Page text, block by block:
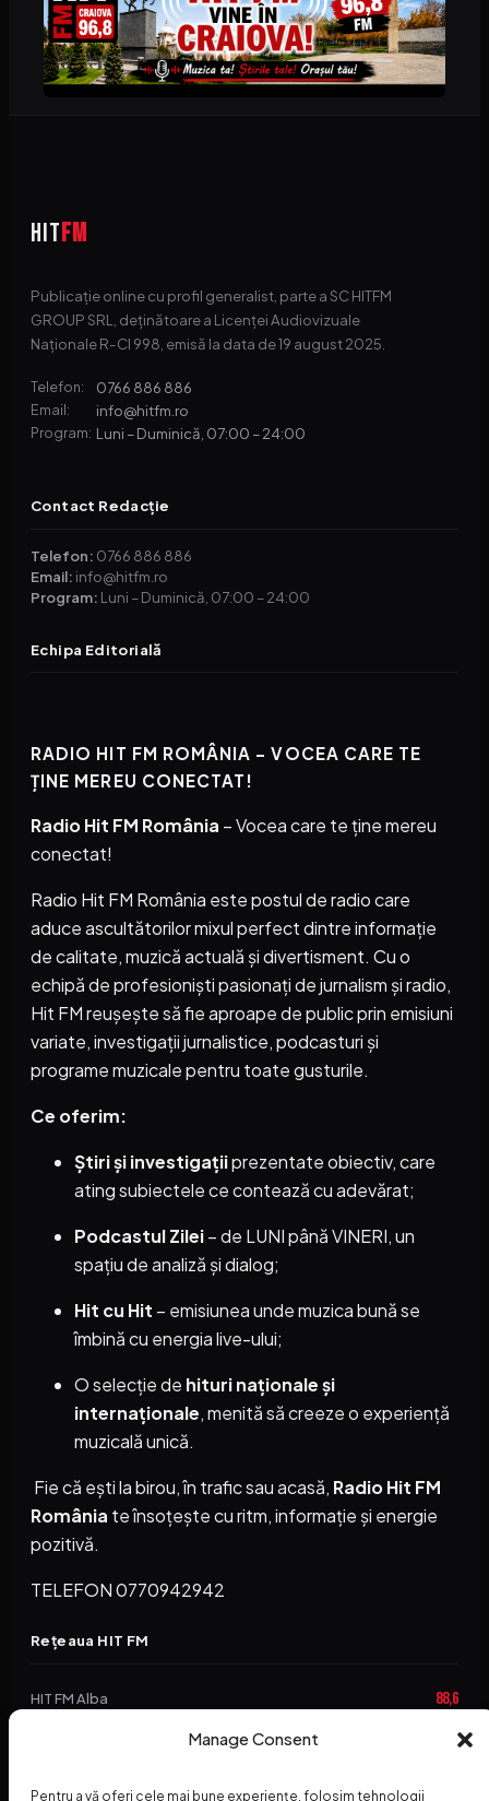
Manage Consent
Pentru a vă oferi cele mai bune experiențe, folosim tehnologii
HITFM
Publicație online cu profil generalist, parte a SC HITFM
GROUP SRL, deținătoare a Licenței Audiovizuale
Naționale R-CI 998, emisă la data de 19 august 2025.
Telefon: 0766 886 886
Email: info@hitfm.ro
Program: Luni – Duminică, 07:00 – 24:00
Contact Redacție
Telefon: 0766 886 886
Email: info@hitfm.ro
Program: Luni – Duminică, 07:00 – 24:00
Echipa Editorială
RADIO HIT FM ROMÂNIA – VOCEA CARE TE
ȚINE MEREU CONECTAT!
Radio Hit FM România – Vocea care te ține mereu
conectat!
Radio Hit FM România este postul de radio care
aduce ascultătorilor mixul perfect dintre informație
de calitate, muzică actuală și divertisment. Cu o
echipă de profesioniști pasionați de jurnalism și radio,
Hit FM reușește să fie aproape de public prin emisiuni
variate, investigații jurnalistice, podcasturi și
programe muzicale pentru toate gusturile.
Ce oferim:
Știri și investigațiiprezentate obiectiv, care
ating subiectele ce contează cu adevărat;
Podcastul Zilei– de LUNI până VINERI, un
spațiu de analiză și dialog;
Hit cu Hit – emisiunea unde muzica bună se
îmbină cu energia live-ului;
O selecție de hituri naționale și
internaționale, menită să creeze o experiență
muzicală unică.
Fie că ești la birou, în trafic sau acasă, Radio Hit FM
România te însoțește cu ritm, informație și energie
pozitivă.
TELEFON 0770942942
Rețeaua HIT FM
HIT FM Alba 88,6
94,2